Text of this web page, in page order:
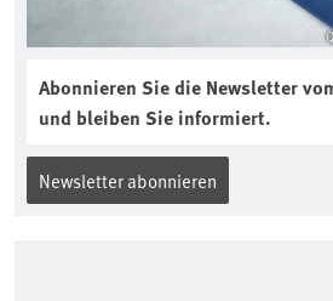
Abonnieren Sie die Newsletter
und bleiben Sie informiert.
Newsletter abonnieren